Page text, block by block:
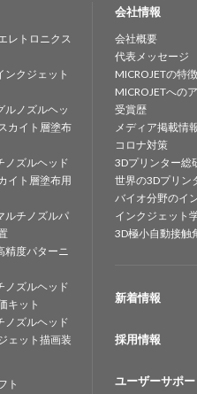
レトロニクス
ンクジェット
ルノズルヘッ
カイト層塗布
ノズルヘッド
イト層塗布用
ルチノズルパ
精度パターニ
ノズルヘッド
キット
ノズルヘッド
ェット描画装
ト
会社情報
会社概要
代表メッセージ
MICROJETの特徴
MICROJETへの
受賞歴
メディア掲載情
コロナ対策
3Dプリンター総
世界の3Dプリン
バイオ分野のイ
インクジェット
3D極小自動接触
新着情報
採用情報
ユーザーサポー